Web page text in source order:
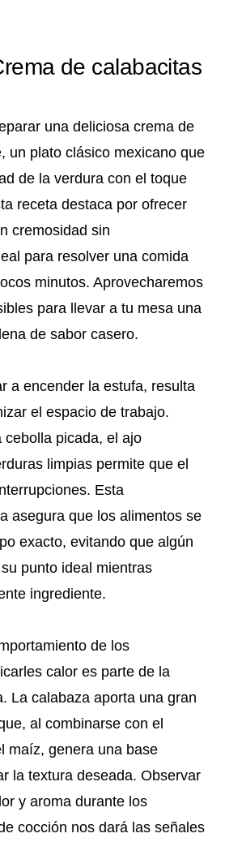
de calabacitas
una deliciosa crema de
un plato clásico mexicano que
de la verdura con el toque
receta destaca por ofrecer
cremosidad sin
para resolver una comida
minutos. Aprovecharemos
para llevar a tu mesa una
de sabor casero.
a encender la estufa, resulta
el espacio de trabajo.
cebolla picada, el ajo
limpias permite que el
Esta
asegura que los alimentos se
exacto, evitando que algún
punto ideal mientras
ingrediente.
de los
calor es parte de la
La calabaza aporta una gran
al combinarse con el
maíz, genera una base
la textura deseada. Observar
y aroma durante los
cocción nos dará las señales